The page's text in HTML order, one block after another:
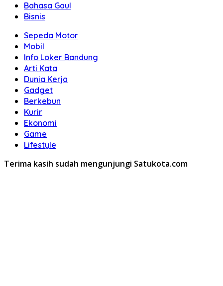
Bahasa Gaul
Bisnis
Sepeda Motor
Mobil
Info Loker Bandung
Arti Kata
Dunia Kerja
Gadget
Berkebun
Kurir
Ekonomi
Game
Lifestyle
Terima kasih sudah mengunjungi Satukota.com